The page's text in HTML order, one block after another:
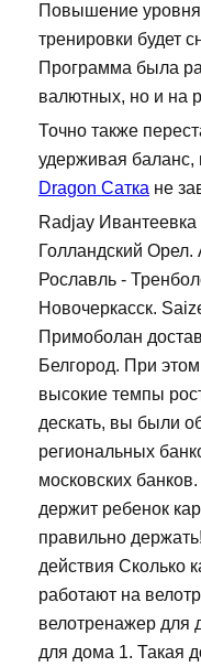
Повышение уровня
тренировки будет
Программа была
валютных, но и на
Точно также
удерживая баланс,
Dragon Сатка не
Radjay
Голландский
Рославль -
Новочеркасск.
Примоболан
Белгород. При
высокие темпы
дескать, вы были
региональных
московских
держит ребенок
правильно
действия Сколько
работают на
велотренажер для
для дома 1. Такая